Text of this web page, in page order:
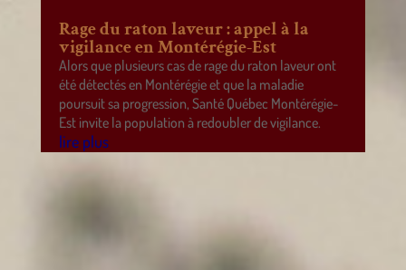
Rage du raton laveur : appel à la
vigilance en Montérégie-Est
Alors que plusieurs cas de rage du raton laveur ont
été détectés en Montérégie et que la maladie
poursuit sa progression, Santé Québec Montérégie-
Est invite la population à redoubler de vigilance.
lire plus